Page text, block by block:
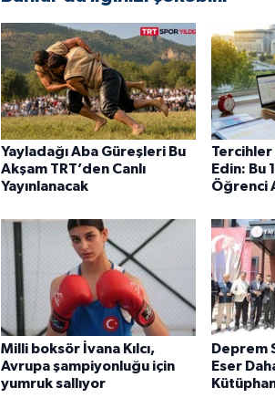
Yayladağı Aba Güreşleri Bu
Akşam TRT’den Canlı
Yayınlanacak
Edin: Bu
Öğrenci
Milli boksör İvana Kılcı,
Avrupa şampiyonluğu için
yumruk sallıyor
Deprem
Eser